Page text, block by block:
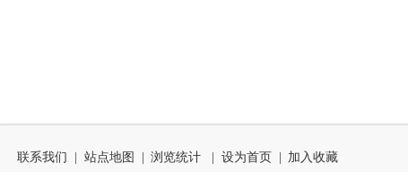
联系我们 站点地图 浏览统计 设为首页 加入收藏